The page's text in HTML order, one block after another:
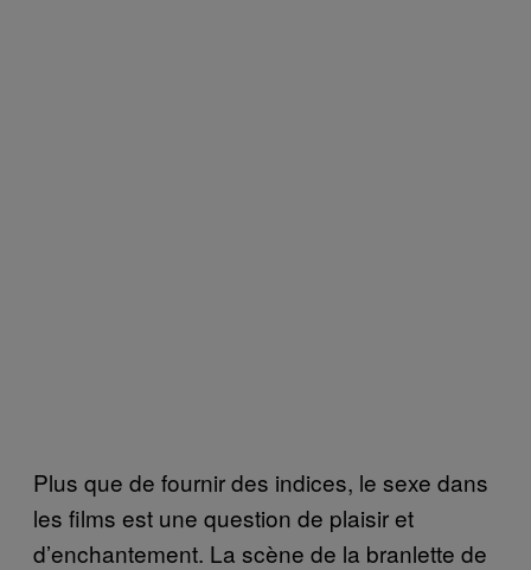
Plus que de fournir des indices, le sexe dans
les films est une question de plaisir et
d’enchantement. La scène de la branlette de